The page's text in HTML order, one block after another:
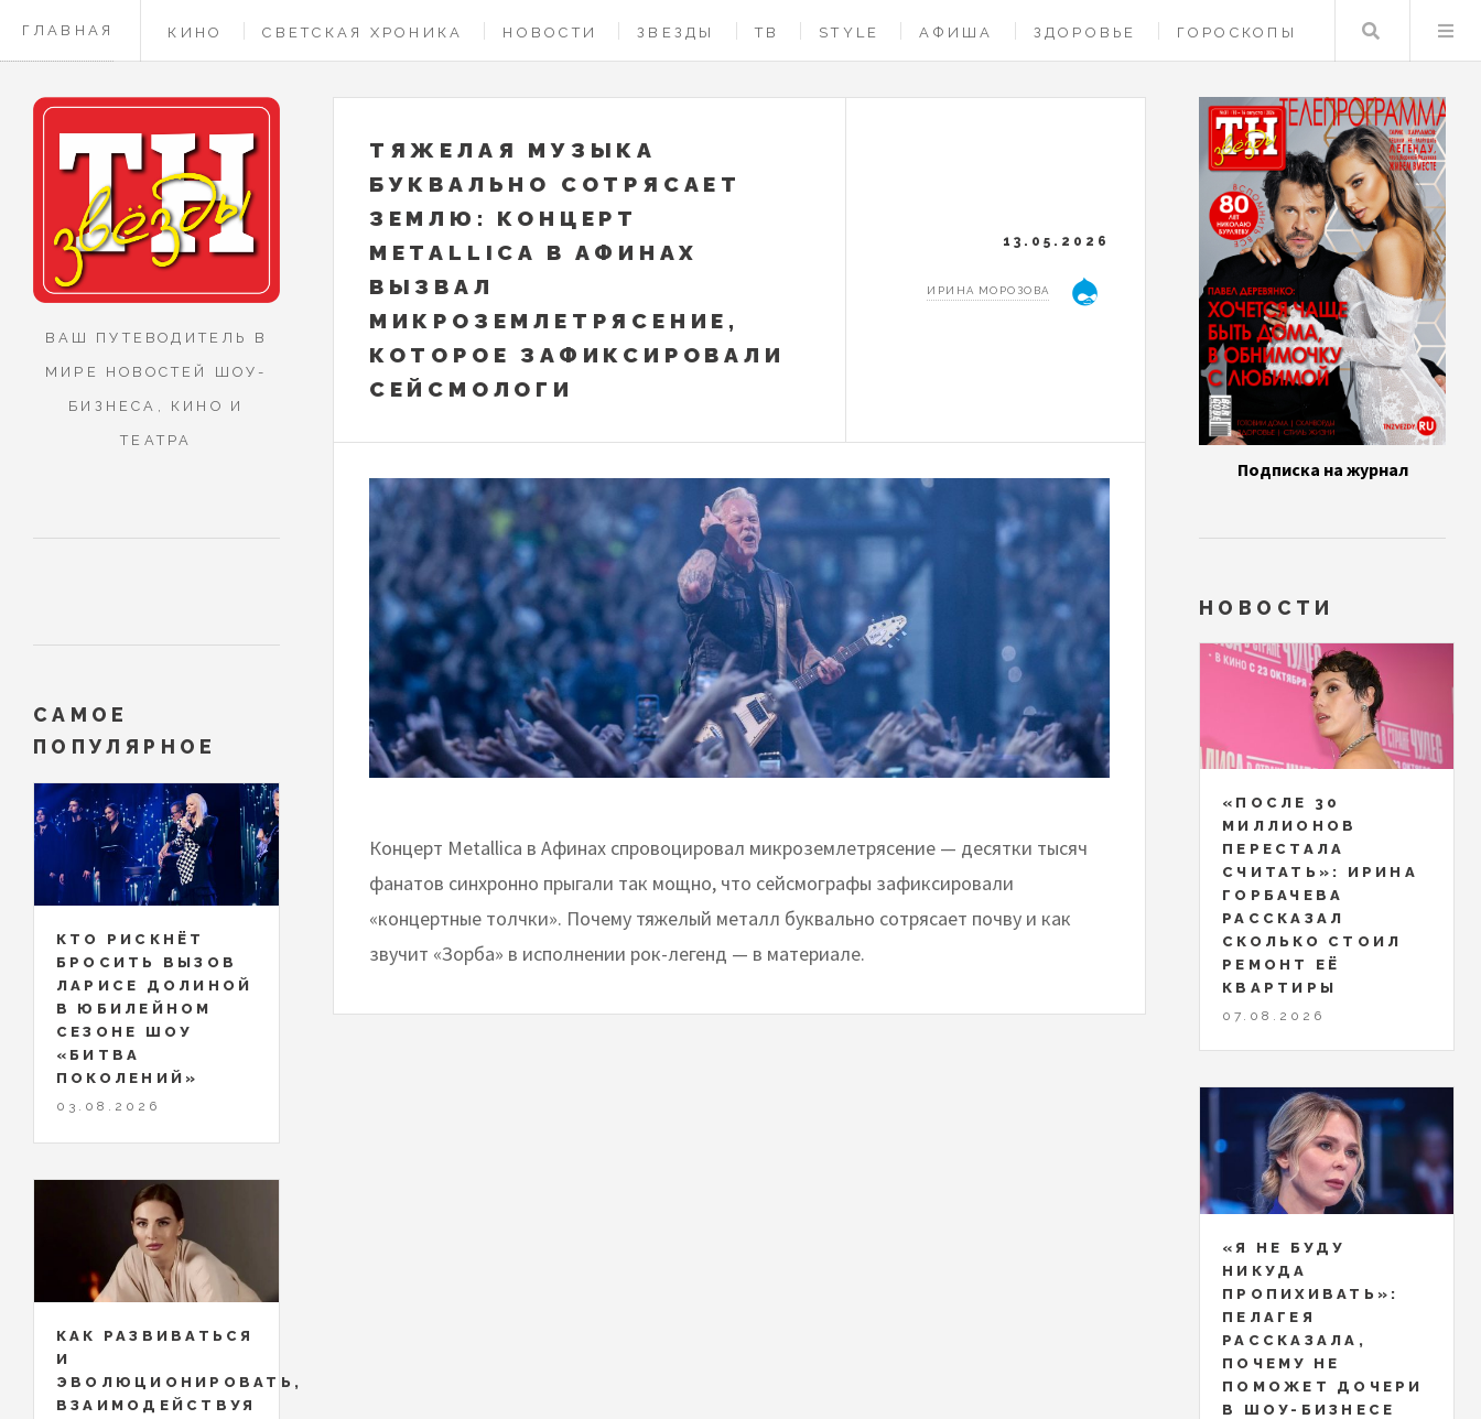
ГЛАВНАЯ КИНО СВЕТСКАЯ ХРОНИКА НОВОСТИ ЗВЕЗДЫ ТВ STYLE АФИША ЗДОРОВЬЕ ГОРОСКОПЫ
КОНТАКТЫ
Поиск
ТЯЖЕЛАЯ МУЗЫКА
БУКВАЛЬНО СОТРЯСАЕТ
ЗЕМЛЮ: КОНЦЕРТ
METALLICA В АФИНАХ
ВЫЗВАЛ
МИКРОЗЕМЛЕТРЯСЕНИЕ,
КОТОРОЕ ЗАФИКСИРОВАЛИ
СЕЙСМОЛОГИ
13.05.2026
ИРИНА МОРОЗОВА
Концерт Metallica в Афинах спровоцировал микроземлетрясение — десятки тысяч
фанатов синхронно прыгали так мощно, что сейсмографы зафиксировали
«концертные толчки». Почему тяжелый металл буквально сотрясает почву и как
звучит «Зорба» в исполнении рок-легенд — в материале.
ВАШ ПУТЕВОДИТЕЛЬ В
МИРЕ НОВОСТЕЙ ШОУ-
БИЗНЕСА, КИНО И
ТЕАТРА
САМОЕ
ПОПУЛЯРНОЕ
КТО РИСКНЁТ
БРОСИТЬ ВЫЗОВ
ЛАРИСЕ ДОЛИНОЙ
В ЮБИЛЕЙНОМ
СЕЗОНЕ ШОУ
«БИТВА
ПОКОЛЕНИЙ»
03.08.2026
КАК РАЗВИВАТЬСЯ
И
ЭВОЛЮЦИОНИРОВАТЬ,
ВЗАИМОДЕЙСТВУЯ
Подписка на журнал
НОВОСТИ
«ПОСЛЕ 30
МИЛЛИОНОВ
ПЕРЕСТАЛА
СЧИТАТЬ»: ИРИНА
ГОРБАЧЕВА
РАССКАЗАЛ
СКОЛЬКО СТОИЛ
РЕМОНТ ЕЁ
КВАРТИРЫ
07.08.2026
«Я НЕ БУДУ
НИКУДА
ПРОПИХИВАТЬ»:
ПЕЛАГЕЯ
РАССКАЗАЛА,
ПОЧЕМУ НЕ
ПОМОЖЕТ ДОЧЕРИ
В ШОУ-БИЗНЕСЕ